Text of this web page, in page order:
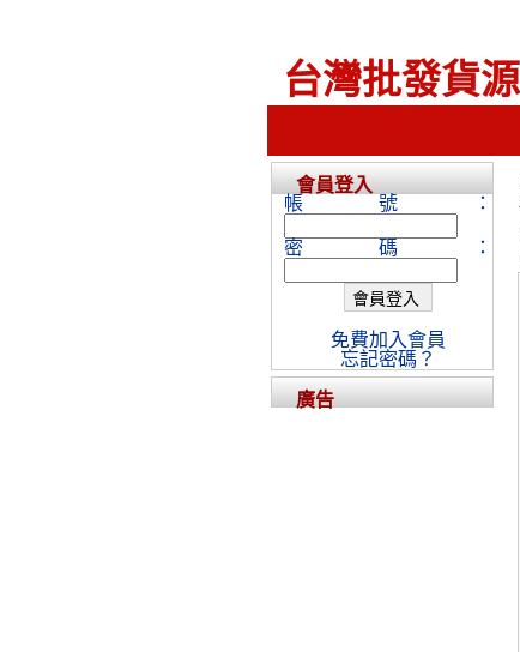
台灣批發貨源
會員登入
帳號：
密碼：
免費加入會員
忘記密碼？
廣告